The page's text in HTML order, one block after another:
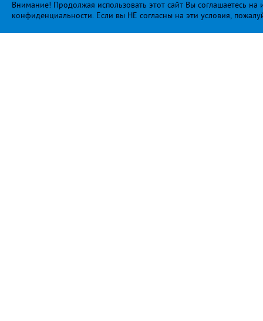
Внимание! Продолжая использовать этот сайт Вы соглашаетесь
конфиденциальности. Если вы НЕ согласны на эти условия,